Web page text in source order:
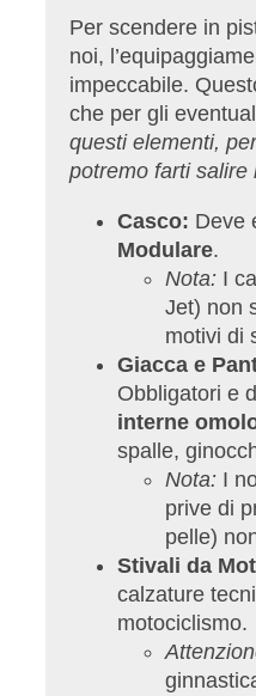
Per scendere in
noi,
impeccabile.
che per gli
questi elementi,
potremo farti salire
Casco: Deve
Modulare.
Nota: I
Jet) non
motivi di
Giacca e
Obbligatori e
interne
spalle,
Nota: I
prive di
pelle)
Stivali da
calzature
motociclismo.